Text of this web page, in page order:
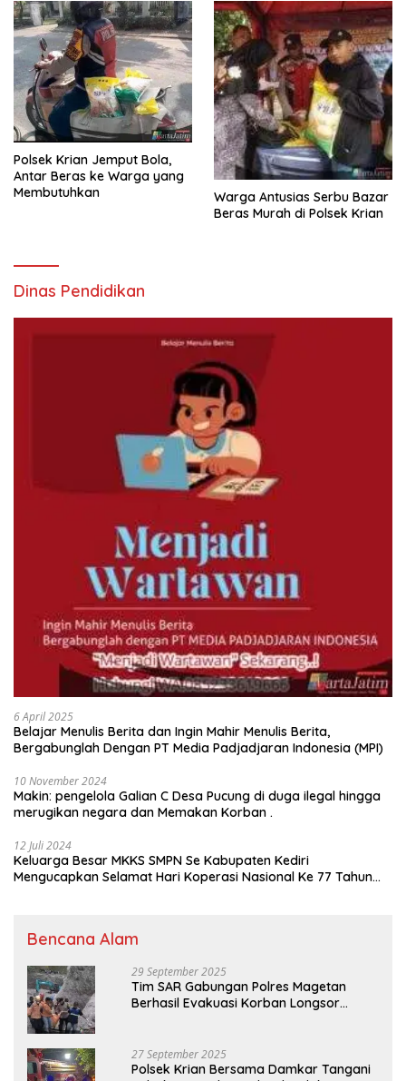
Polsek Krian Jemput Bola,
Antar Beras ke Warga yang
Membutuhkan
Warga Antusias Serbu Bazar
Beras Murah di Polsek Krian
Dinas Pendidikan
6 April 2025
Belajar Menulis Berita dan Ingin Mahir Menulis Berita,
Bergabunglah Dengan PT Media Padjadjaran Indonesia (MPI)
10 November 2024
Makin: pengelola Galian C Desa Pucung di duga ilegal hingga
merugikan negara dan Memakan Korban .
12 Juli 2024
Keluarga Besar MKKS SMPN Se Kabupaten Kediri
Mengucapkan Selamat Hari Koperasi Nasional Ke 77 Tahun
Bencana Alam
29 September 2025
Tim SAR Gabungan Polres Magetan
Berhasil Evakuasi Korban Longsor
27 September 2025
Polsek Krian Bersama Damkar Tangani